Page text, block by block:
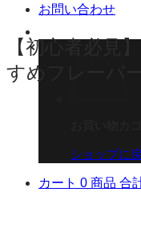
ショップに
カート 0 商品 合
お問い合わせ
【初心者必見
すめフレーバ